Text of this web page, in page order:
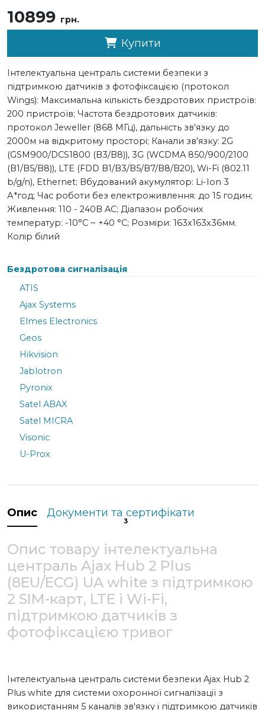
10899 грн.
Купити
Інтелектуальна централь системи безпеки з
підтримкою датчиків з фотофіксацією (протокол
Wings): Максимальна кількість бездротових пристроїв:
200 пристроїв; Частота бездротових датчиків:
протокол Jeweller (868 МГц), дальність зв'язку до
2000м на відкритому просторі; Канали зв'язку: 2G
(GSM900/DCS1800 (B3/B8)), 3G (WCDMA 850/900/2100
(B1/B5/B8)), LTE (FDD B1/B3/B5/B7/B8/B20), Wi-Fi (802.11
b/g/n), Ethernet; Вбудований акумулятор: Li-Ion 3
А*год; Час роботи без електроживлення: до 15 годин;
Живлення: 110 - 240В AC; Діапазон робочих
температур: -10°С ~ +40 °С; Розміри: 163х163х36мм.
Колір білий
Бездротова сигналізація
ATIS
Ajax Systems
Elmes Electronics
Geos
Hikvision
Jablotron
Pyronix
Satel ABAX
Satel MICRA
Visonic
U-Prox
Опис Документи та сертифікати
3
Опис товару інтелектуальна
централь Ajax Hub 2 Plus
(8EU/ECG) UA white з підтримкою
2 SIM-карт, LTE і Wi-Fi,
підтримкою датчиків з
фотофіксацією тривог
Інтелектуальна централь системи безпеки Ajax Hub 2
Plus white для системи охоронної сигналізації з
використанням 5 каналів зв'язку і підтримкою датчиків